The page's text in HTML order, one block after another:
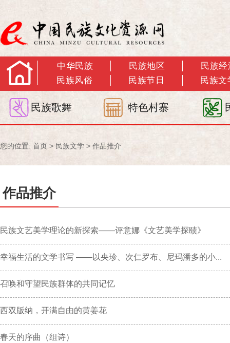
中华民族 民族地区
民族经
民族风俗
民族节日 民族文
民族歌舞 特色村寨
您的位置: 首页 > 民族文学 > 作品推介
作品推介
民族文艺美学理论的新探索——评意娜《文艺美学探赜》
幸福生活的文学书写 ——以央珍、次仁罗布、尼玛潘多的小...
召唤和守望民族群体的共同记忆
西双版纳，开满自由的黄姜花
春天的序曲（组诗）